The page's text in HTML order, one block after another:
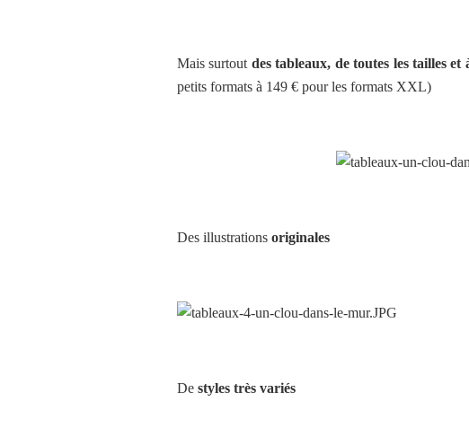
Mais surtout des tableaux, de toutes les tailles
petits formats à 149 € pour les formats XXL)
Des illustrations originales
De styles très variés